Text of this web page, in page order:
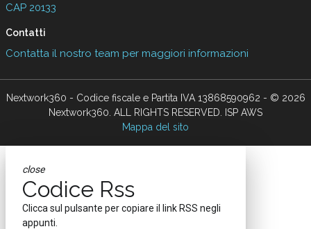
CAP 20133
Contatti
Contatta il nostro team per maggiori informazioni
Nextwork360 - Codice fiscale e Partita IVA 13868590962 - © 2026
Nextwork360. ALL RIGHTS RESERVED. ISP AWS
Mappa del sito
close
Codice Rss
Clicca sul pulsante per copiare il link RSS negli
appunti.